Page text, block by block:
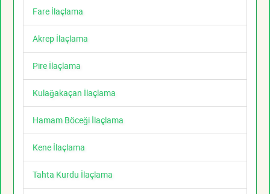
Fare İlaçlama
Akrep İlaçlama
Pire İlaçlama
Kulağakaçan İlaçlama
Hamam Böceği İlaçlama
Kene İlaçlama
Tahta Kurdu İlaçlama